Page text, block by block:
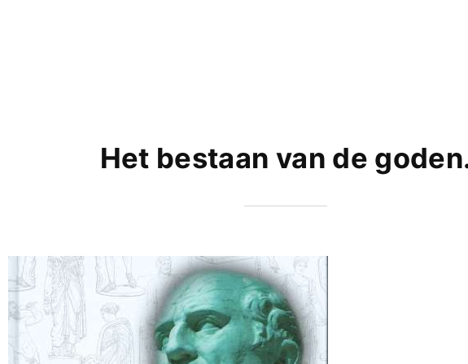
Het bestaan van de